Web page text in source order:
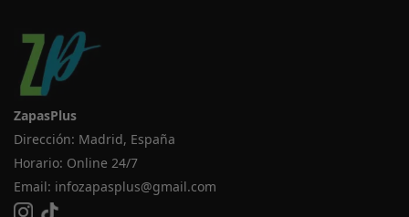
ZapasPlus
Dirección: Madrid, España
Horario: Online 24/7
Email: infozapasplus@gmail.com